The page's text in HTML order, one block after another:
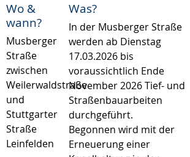
Wo &
wann?
Musberger
Straße
zwischen
Weilerwaldstraße
und
Stuttgarter
Straße
Leinfelden
Was?
In der Musberger Straße
werden ab Dienstag
17.03.2026 bis
voraussichtlich Ende
November 2026 Tief- und
Straßenbauarbeiten
durchgeführt.
Begonnen wird mit der
Erneuerung einer